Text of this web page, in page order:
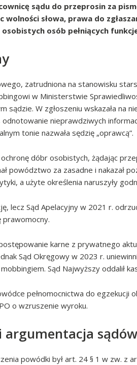
sądu do przeprosin za
słowa, prawa do
osób pełniących
zatrudniona na stanowisku
w Ministerstwie
sądzie. W zgłoszeniu wskazała na
nieprawdziwych
tonie nazwała sędzię „oprawcą”.
dóbr osobistych, żądając
powództwo za zasadne i nakazał
a użyte określenia naruszyły
lecz Sąd Apelacyjny w 2021 r.
prawomocny.
karne z prywatnego
Sąd Okręgowy w 2023 r.
Sąd Najwyższy oddalił
pełnomocnictwa do
o wzruszenie wyroku.
argumentacja sądów
powódki był art. 24 § 1 w zw. z